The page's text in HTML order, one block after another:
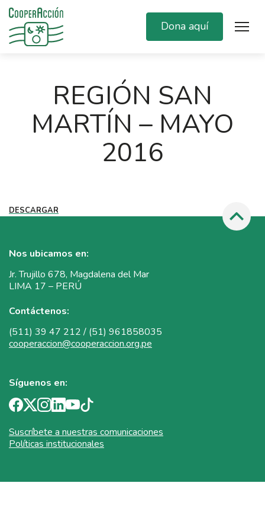
Dona aquí
REGIÓN SAN
MARTÍN – MAYO
2016
DESCARGAR
Nos ubicamos en:
Jr. Trujillo 678, Magdalena del Mar
LIMA 17 – PERÚ
Contáctenos:
(511) 39 47 212 / (51) 961858035
cooperaccion@cooperaccion.org.pe
Síguenos en:
Suscríbete a nuestras comunicaciones
Políticas institucionales